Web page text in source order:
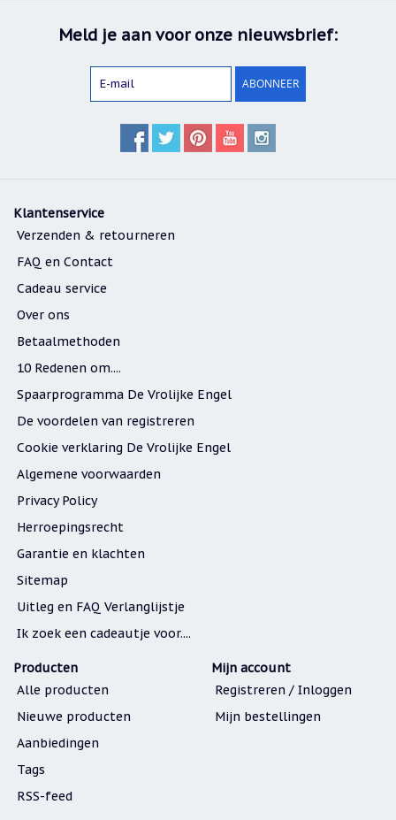
Meld je aan voor onze nieuwsbrief:
ABONNEER
Klantenservice
Verzenden & retourneren
FAQ en Contact
Cadeau service
Over ons
Betaalmethoden
10 Redenen om....
Spaarprogramma De Vrolijke Engel
De voordelen van registreren
Cookie verklaring De Vrolijke Engel
Algemene voorwaarden
Privacy Policy
Herroepingsrecht
Garantie en klachten
Sitemap
Uitleg en FAQ Verlanglijstje
Ik zoek een cadeautje voor....
Producten
Alle producten
Nieuwe producten
Aanbiedingen
Tags
RSS-feed
Mijn account
Registreren / Inloggen
Mijn bestellingen